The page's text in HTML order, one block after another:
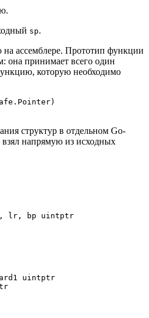
sp.
на ассемблере. Прототип функции
она принимает всего один
которую необходимо
структур в отдельном Go-
взял напрямую из исходных
lr, bp uintptr
uintptr